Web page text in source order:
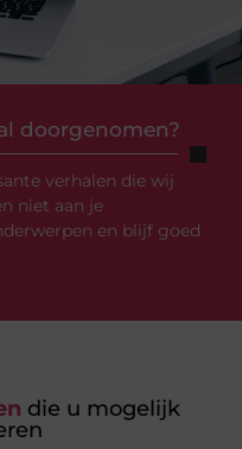
doorgenomen?
verhalen die wij
niet aan je
en blijf goed
die u mogelijk